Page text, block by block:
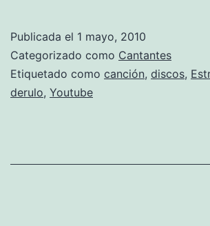
Publicada el 1 mayo, 2010
Categorizado como Cantantes
Etiquetado como canción, discos,
derulo, Youtube